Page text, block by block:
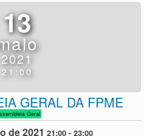
13
2021
21:00
GERAL DA FPME
Geral
de 2021 21:00 - 23:00